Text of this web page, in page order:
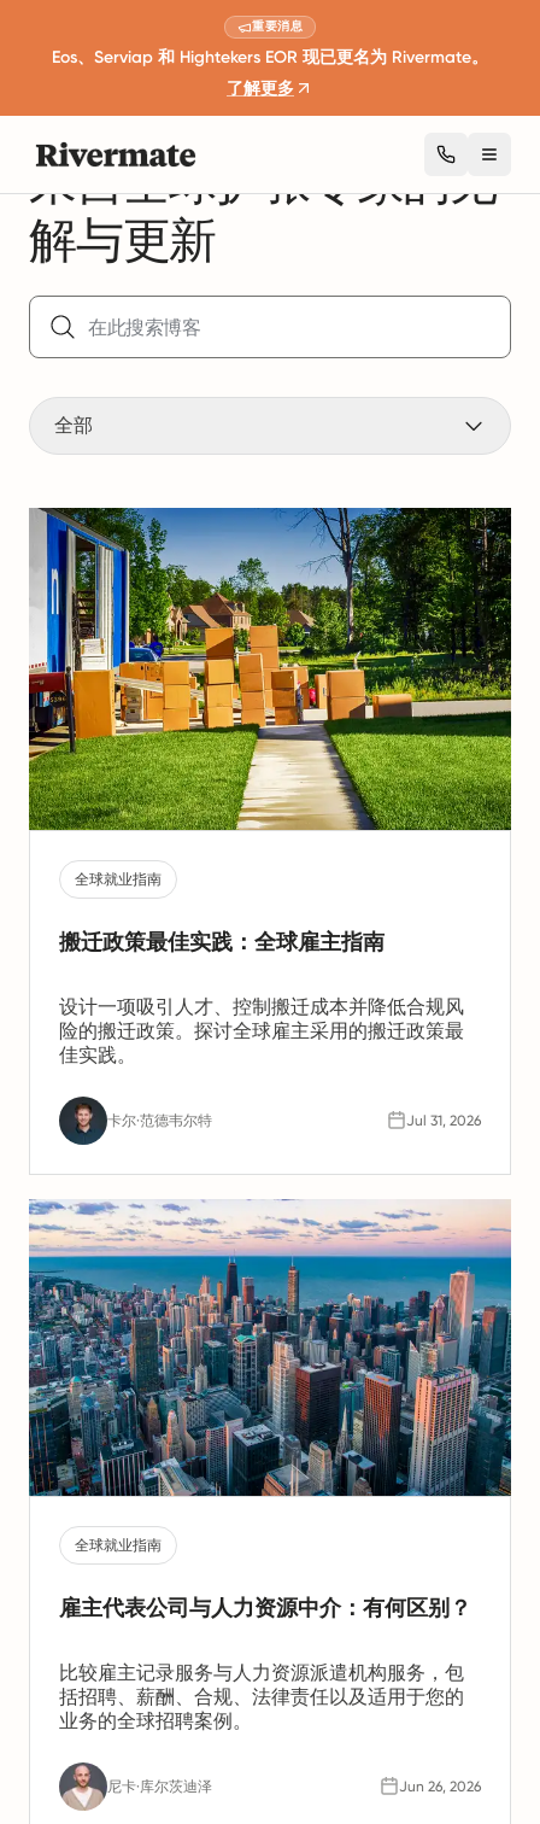
重要消息
Eos、Serviap 和 Hightekers EOR 现已更名为 Rivermate。
了解更多
来自全球扩张专家的见
解与更新
全部
全球就业指南
搬迁政策最佳实践：全球雇主指南
设计一项吸引人才、控制搬迁成本并降低合规风
险的搬迁政策。探讨全球雇主采用的搬迁政策最
佳实践。
卡尔·范德韦尔特 Jul 31, 2026
全球就业指南
雇主代表公司与人力资源中介：有何区别？
比较雇主记录服务与人力资源派遣机构服务，包
括招聘、薪酬、合规、法律责任以及适用于您的
业务的全球招聘案例。
尼卡·库尔茨迪泽 Jun 26, 2026